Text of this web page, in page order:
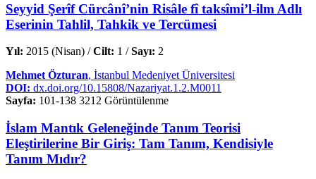
Seyyid Şerîf Cürcânî’nin Risâle fî taksîmi’l-ilm Adlı
Eserinin Tahlil, Tahkik ve Tercümesi
Yıl: 2015 (Nisan) /Cilt: 1 /Sayı: 2
Mehmet Özturan, İstanbul Medeniyet Üniversitesi
DOI: dx.doi.org/10.15808/Nazariyat.1.2.M0011
Sayfa: 101-138 3212 Görüntülenme
İslam Mantık Geleneğinde Tanım Teorisi
Eleştirilerine Bir Giriş: Tam Tanım, Kendisiyle
Tanım Mıdır?